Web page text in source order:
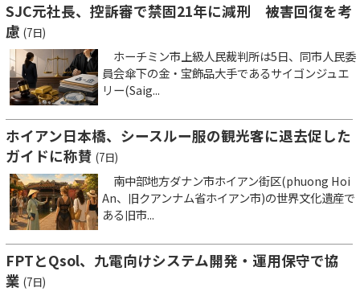
SJC元社長、控訴審で禁固21年に減刑 被害回復を考
慮 (7日)
ホーチミン市上級人民裁判所は5日、同市人民委
員会傘下の金・宝飾品大手であるサイゴンジュエ
リー(Saig...
ホイアン日本橋、シースルー服の観光客に退去促した
ガイドに称賛 (7日)
南中部地方ダナン市ホイアン街区(phuong Hoi
An、旧クアンナム省ホイアン市)の世界文化遺産で
ある旧市...
FPTとQsol、九電向けシステム開発・運用保守で協
業 (7日)